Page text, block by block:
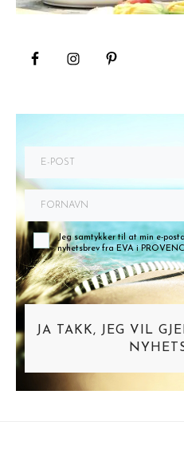
Jeg samtykker til at min e-
nyhetsbrev fra EVA i
JA TAKK, JEG VIL